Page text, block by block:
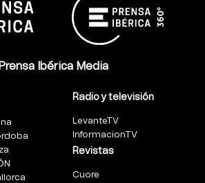
Ibérica Media
Radio y televisión
LevanteTV
InformacionTV
Revistas
Cuore